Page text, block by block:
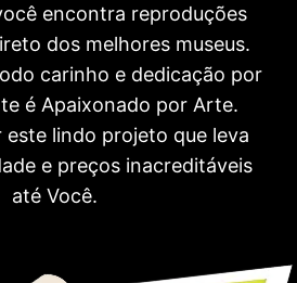
encontra reproduções
dos melhores museus.
carinho e dedicação por
é Apaixonado por Arte.
lindo projeto que leva
e preços inacreditáveis
até Você.